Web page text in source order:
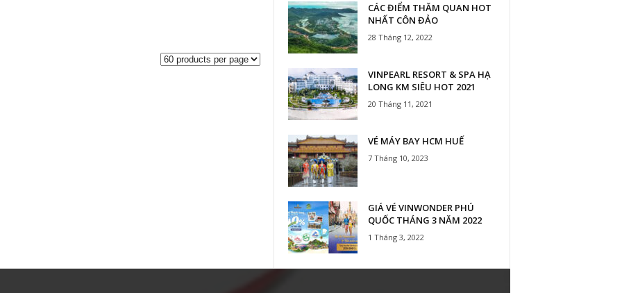
CÁC ĐIỂM THĂM QUAN HOT
NHẤT CÔN ĐẢO
28 Tháng 12, 2022
VINPEARL RESORT & SPA HẠ
LONG KM SIÊU HOT 2021
20 Tháng 11, 2021
VÉ MÁY BAY HCM HUẾ
7 Tháng 10, 2023
GIÁ VÉ VINWONDER PHÚ
QUỐC THÁNG 3 NĂM 2022
1 Tháng 3, 2022